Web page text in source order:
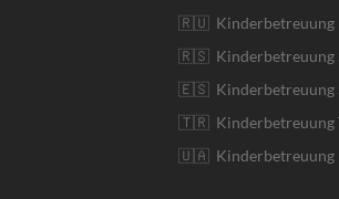
🇷🇺 Kinderbetreuung
🇷🇸 Kinderbetreuung
🇪🇸 Kinderbetreuung
🇹🇷 Kinderbetreuung
🇺🇦 Kinderbetreuung